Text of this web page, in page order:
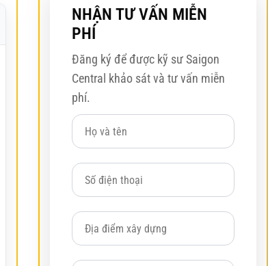
NHẬN TƯ VẤN MIỄN
PHÍ
Đăng ký để được kỹ sư Saigon
Central khảo sát và tư vấn miễn
phí.